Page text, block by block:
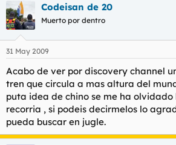
Codeisan de 20
Muerto por dentro
31 May 2009
Acabo de ver por discovery channel
tren que circula a mas altura del
puta idea de chino se me ha olvidado
recorria , si podeis decirmelos lo
pueda buscar en jugle.